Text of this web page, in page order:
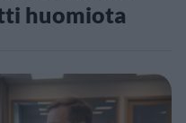
huomiota